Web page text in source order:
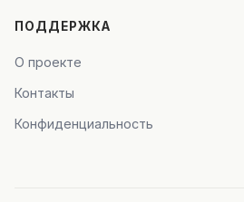
ПОДДЕРЖКА
О проекте
Контакты
Конфиденциальность